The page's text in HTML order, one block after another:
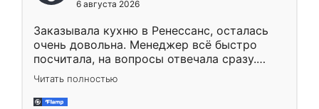
мебели буду заказывать только здесь.
6 августа 2026
Заказывала кухню в Ренессанс, осталась
очень довольна. Менеджер всё быстро
посчитала, на вопросы отвечала сразу.
Замерщик приехал в субботу, подошёл к
делу со всей ответственностью. Собрали
за день, ребята работали аккуратно, даже
Читать полностью